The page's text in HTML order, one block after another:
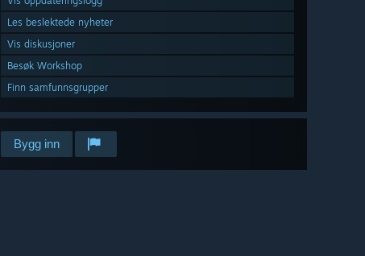
Les beslektede nyheter
Vis diskusjoner
Besøk Workshop
Finn samfunnsgrupper
Bygg inn